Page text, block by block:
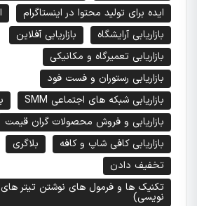
ایده برای تولید محتوا در اینستاگرام
بازاریابی آرایشگاه
بازاریابی آفلاین
بازاریابی تعمیرگاه و مکانیکی
بازاریابی رستوران و فست فود
بازاریابی شبکه های اجتماعی SMM
بازاریابی و فروش محصولات گران قیمت
بازاریابی کافی شاپ و کافه
بلاگری
تخفیف دادن
تکنیک ها و فرمول های نوشتن تیتر
نویسی)